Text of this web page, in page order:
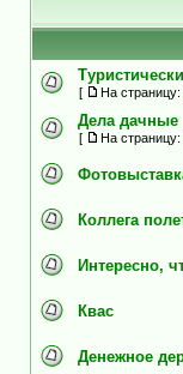
[ На страницу:
Дела дачные
[ На страницу:
Коллега
Интересно,
Квас
Денежное